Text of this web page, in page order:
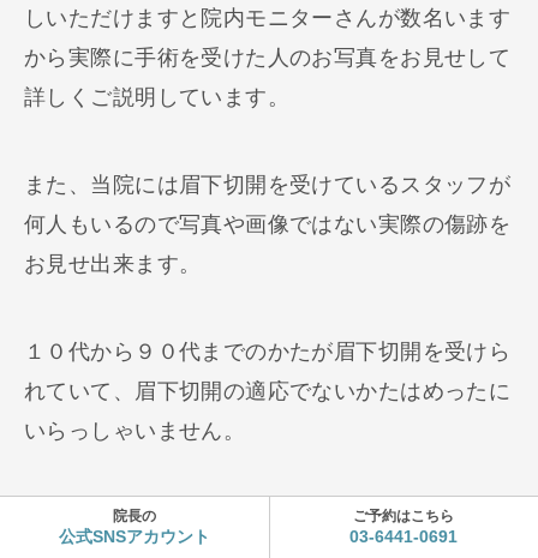
しいただけますと院内モニターさんが数名います
から実際に手術を受けた人のお写真をお見せして
詳しくご説明しています。
また、当院には眉下切開を受けているスタッフが
何人もいるので写真や画像ではない実際の傷跡を
お見せ出来ます。
１０代から９０代までのかたが眉下切開を受けら
れていて、眉下切開の適応でないかたはめったに
いらっしゃいません。
ただ知っておいていただきたいのが、「美容外科
院長の
公式SNSアカウント
ご予約はこちら
03-6441-0691